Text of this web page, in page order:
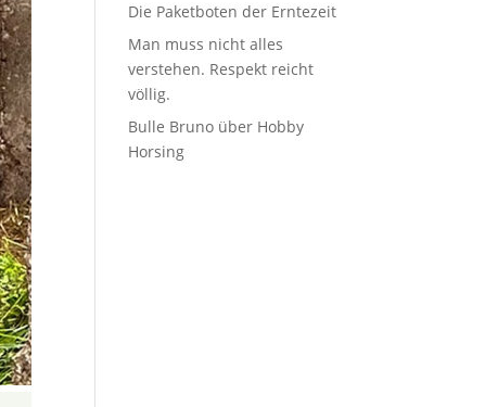
Die Paketboten der Erntezeit
Man muss nicht alles
verstehen. Respekt reicht
völlig.
Bulle Bruno über Hobby
Horsing